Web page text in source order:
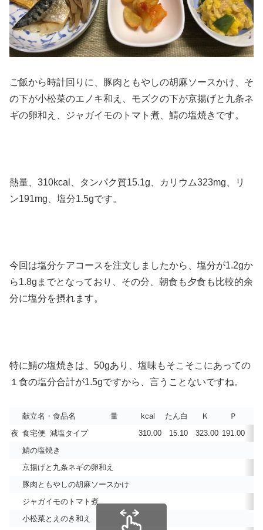
ご飯から時計回りに、豚肉ともやしの胡麻ソースかけ、そ
の下が小松菜のエノキ和え、モズクの下が京揚げと九条ネ
ギの卵和え、ジャガイモのトマト煮、鯖の塩焼きです。
熱量、310kcal、タンパク質15.1g、カリウム323mg、リ
ン191mg、塩分1.5gです。
今回は塩分ケアコースを注文しましたから、塩分が1.2gか
ら1.8gまでとなっており、その分、朝食も夕食も比較的余
分に塩分を摂れます。
特に鯖の塩焼きは、50gあり、塩味もそこそこにあっての
１食の塩分合計が1.5gですから、言うことないですね。
献立名・食品名 量 kcal たん白 Ｋ Ｐ
夜 食宅便 減塩タイプ 310.00 15.10 323.00 191.00
鯖の塩焼き
京揚げと九条ネギの卵和え
豚肉ともやしの胡麻ソースかけ
ジャガイモのトマト煮
小松菜とえのき和え